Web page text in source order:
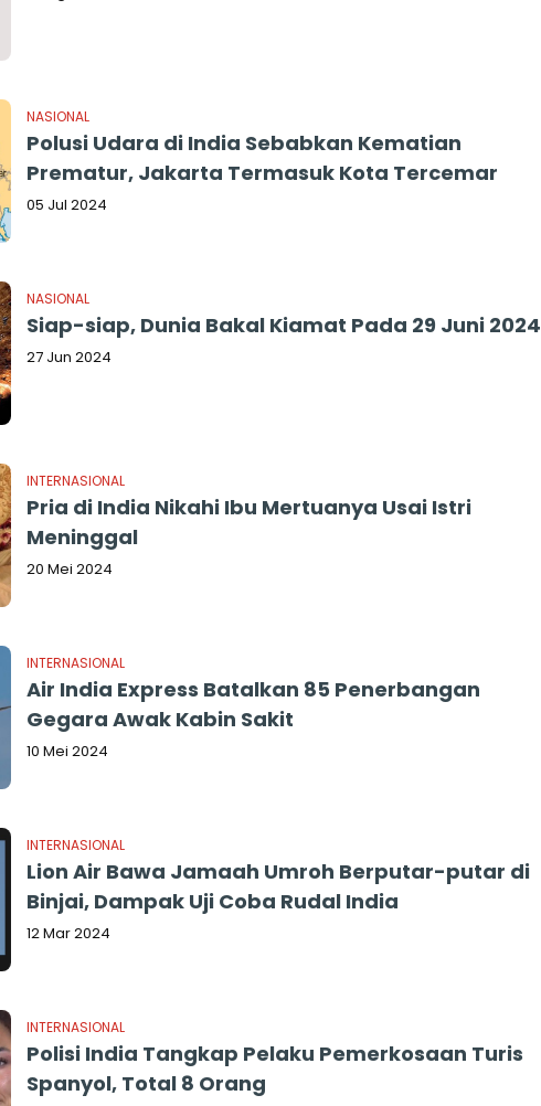
NASIONAL
Polusi Udara di India Sebabkan Kematian
Prematur, Jakarta Termasuk Kota Tercemar
05 Jul 2024
NASIONAL
Siap-siap, Dunia Bakal Kiamat Pada 29 Juni 2024
27 Jun 2024
INTERNASIONAL
Pria di India Nikahi Ibu Mertuanya Usai Istri
Meninggal
20 Mei 2024
INTERNASIONAL
Air India Express Batalkan 85 Penerbangan
Gegara Awak Kabin Sakit
10 Mei 2024
INTERNASIONAL
Lion Air Bawa Jamaah Umroh Berputar-putar di
Binjai, Dampak Uji Coba Rudal India
12 Mar 2024
INTERNASIONAL
Polisi India Tangkap Pelaku Pemerkosaan Turis
Spanyol, Total 8 Orang